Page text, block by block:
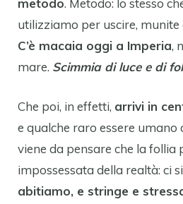
metodo. Metodo: lo stesso
utilizziamo per uscire,
C’è macaia oggi a Imperia,
mare. Scimmia di luce e di
Che poi, in effetti, arrivi in
e qualche raro essere umano
viene da pensare che la follia
impossessata della realtà: ci
abitiamo, e stringe e